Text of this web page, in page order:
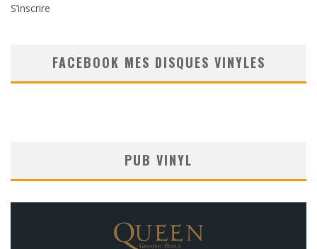
S’inscrire
FACEBOOK MES DISQUES VINYLES
PUB VINYL